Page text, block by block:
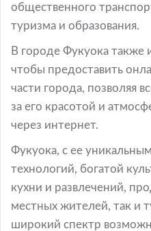
общественного
туризма и образования.
В городе Фукуока также
чтобы предоставить
части города, позволяя
за его красотой и
через интернет.
Фукуока, с ее
технологий, богатой
кухни и развлечений,
местных жителей, так и
широкий спектр